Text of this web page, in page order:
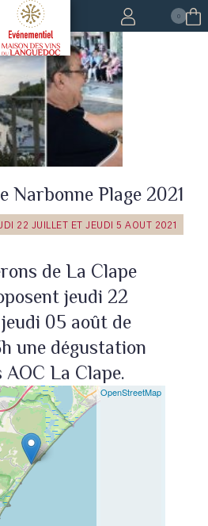
0
Narbonne Plage 2021
22 JUILLET ET JEUDI 5 AOUT 2021
de La Clape
jeudi 22
05 août de
une dégustation
AOC La Clape.
Leaflet
OpenStreetMap